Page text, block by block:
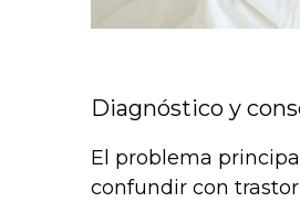
Diagnóstico y
El problema
confundir con